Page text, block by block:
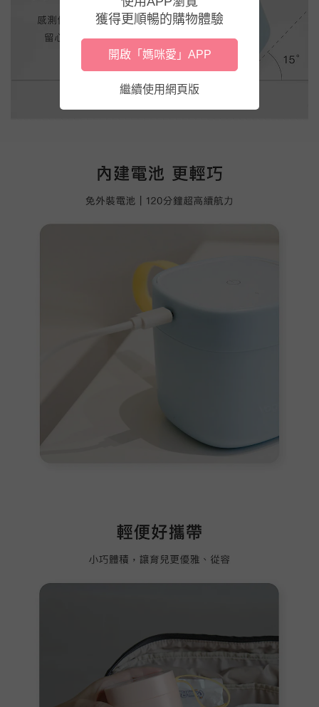
獲得更順暢的購物體驗
開啟「媽咪愛」APP
繼續使用網頁版